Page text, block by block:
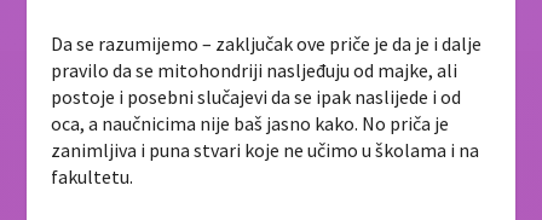
Da se razumijemo – zaključak ove priče je da je i dalje
pravilo da se mitohondriji nasljeđuju od majke, ali
postoje i posebni slučajevi da se ipak naslijede i od
oca, a naučnicima nije baš jasno kako. No priča je
zanimljiva i puna stvari koje ne učimo u školama i na
fakultetu.